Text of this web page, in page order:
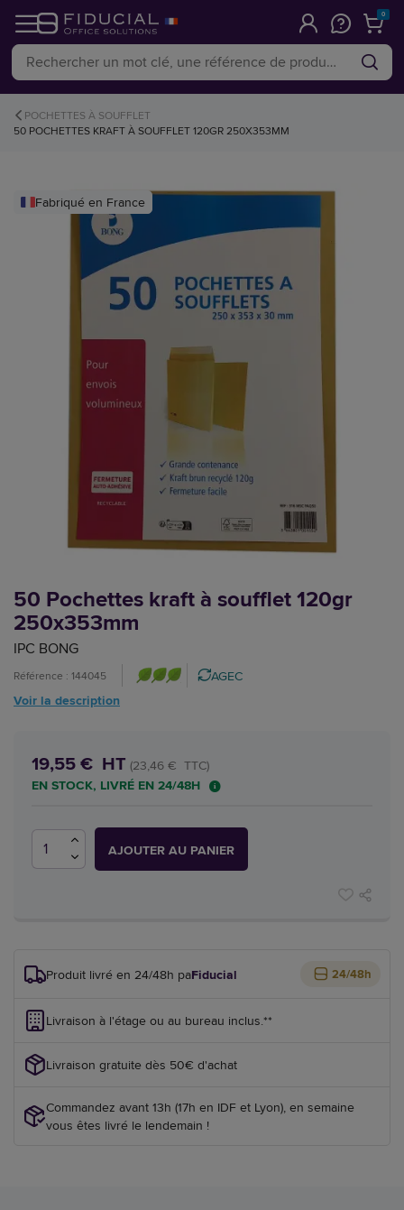
0
POCHETTES À SOUFFLET
50 POCHETTES KRAFT À SOUFFLET 120GR 250X353MM
Fabriqué en France
50 Pochettes kraft à soufflet 120gr
250x353mm
IPC BONG
Référence : 144045
AGEC
Voir la description
19,55 € HT (23,46 € TTC)
EN STOCK, LIVRÉ EN 24/48H
AJOUTER AU PANIER
Produit livré en 24/48h parFiducial 24/48h
Livraison à l'étage ou au bureau inclus.**
Livraison gratuite dès 50€ d'achat
Commandez avant 13h (17h en IDF et Lyon), en semaine
vous êtes livré le lendemain !